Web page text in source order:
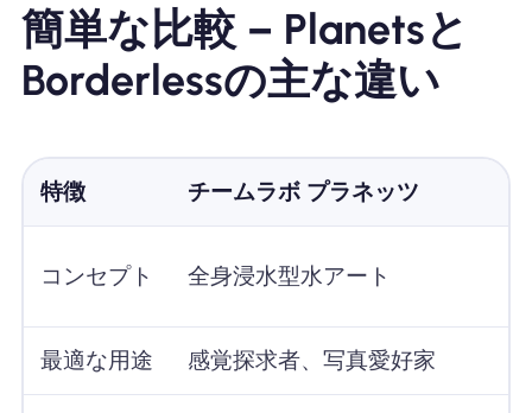
簡単な比較 – Planetsと
Borderlessの主な違い
特徴 チームラボ プラネッツ
コンセプト 全身浸水型水アート
最適な用途 感覚探求者、写真愛好家